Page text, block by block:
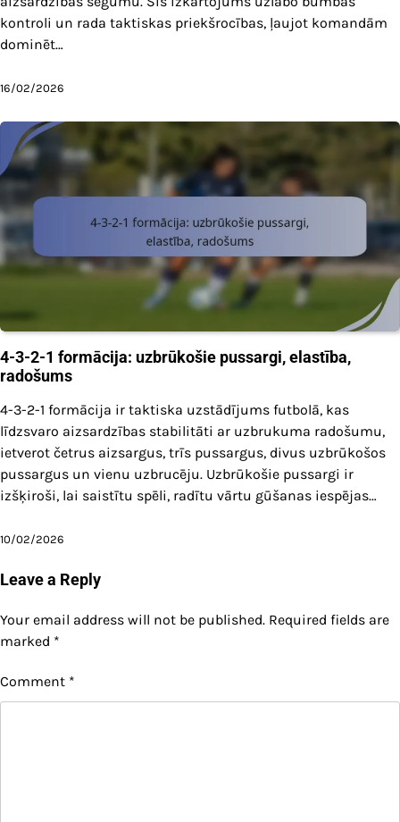
kontroli un rada taktiskas priekšrocības, ļaujot komandām
dominēt…
16/02/2026
4-3-2-1 formācija: uzbrūkošie pussargi, elastība,
radošums
4-3-2-1 formācija ir taktiska uzstādījums futbolā, kas
līdzsvaro aizsardzības stabilitāti ar uzbrukuma radošumu,
ietverot četrus aizsargus, trīs pussargus, divus uzbrūkošos
pussargus un vienu uzbrucēju. Uzbrūkošie pussargi ir
izšķiroši, lai saistītu spēli, radītu vārtu gūšanas iespējas…
10/02/2026
Leave a Reply
Your email address will not be published. Required fields are
marked *
Comment *